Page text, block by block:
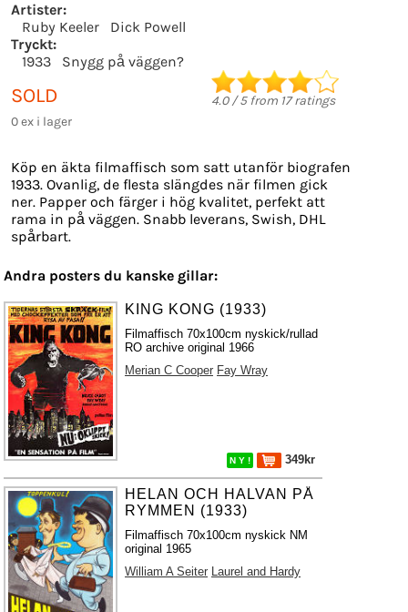
Artister:
Ruby Keeler
Dick Powell
Tryckt:
1933
Snygg på väggen?
SOLD
0 ex i lager
4.0/5from 17ratings
Köp en äkta filmaffisch som satt utanför biografen
1933. Ovanlig, de flesta slängdes när filmen gick
ner. Papper och färger i hög kvalitet, perfekt att
rama in på väggen. Snabb leverans, Swish, DHL
spårbart.
Andra posters du kanske gillar:
KING KONG (1933)
Filmaffisch 70x100cm nyskick/rullad
RO archive original 1966
Merian C Cooper Fay Wray
N Y ! 349kr
HELAN OCH HALVAN PÅ
RYMMEN (1933)
Filmaffisch 70x100cm nyskick NM
original 1965
William A Seiter Laurel and Hardy